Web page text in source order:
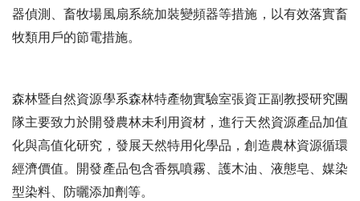
器偵測、畜牧場風扇系統加裝變頻器等措施，以有效落實畜
牧類用戶的節電措施。
森林暨自然資源學系森林特產物實驗室張資正副教授研究團
隊主要致力於開發農林未利用資材，進行天然資源產品加值
化與高值化研究，發展天然特用化學品，創造農林資源循環
經濟價值。開發產品包含香氛噴霧、護木油、液態皂、媒染
型染料、防曬添加劑等。